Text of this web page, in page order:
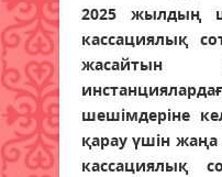
2025 жылдың
кассациялық
жасайтын
шешімдеріне
қарау үшін
кассациялық